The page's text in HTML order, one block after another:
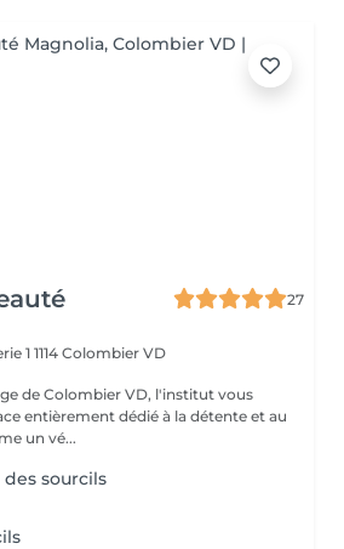
27
1 1114 Colombier VD
de Colombier VD, l'institut vous
entièrement dédié à la détente et au
un vé...
sourcils